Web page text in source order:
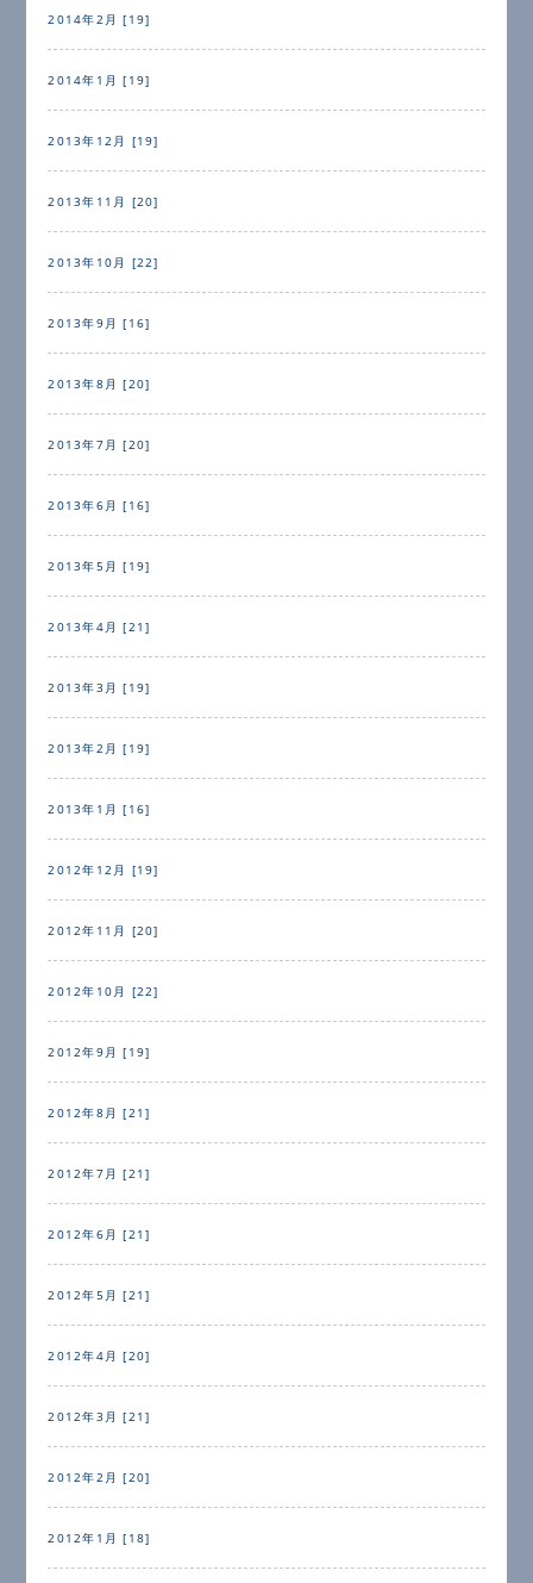
2014年2月 [19]
2014年1月 [19]
2013年12月 [19]
2013年11月 [20]
2013年10月 [22]
2013年9月 [16]
2013年8月 [20]
2013年7月 [20]
2013年6月 [16]
2013年5月 [19]
2013年4月 [21]
2013年3月 [19]
2013年2月 [19]
2013年1月 [16]
2012年12月 [19]
2012年11月 [20]
2012年10月 [22]
2012年9月 [19]
2012年8月 [21]
2012年7月 [21]
2012年6月 [21]
2012年5月 [21]
2012年4月 [20]
2012年3月 [21]
2012年2月 [20]
2012年1月 [18]